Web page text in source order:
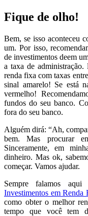
Fique de olho!
Bem, se isso aconteceu
um. Por isso,
de investimentos deem
a taxa de
renda fixa com taxas
sinal amarelo! Se está
vermelho!
fundos do seu banco.
fora do seu banco.
Alguém dirá: “Ah,
bem. Mas procurar
Sinceramente, em
dinheiro. Mas ok,
começar. Vamos ajudar.
Sempre falamos
Investimentos em Renda
como obter o melhor
tempo que você tem